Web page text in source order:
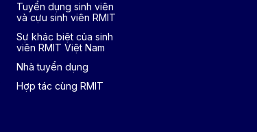
Tuyển dụng sinh viên
và cựu sinh viên RMIT
Sự khác biệt của sinh
viên RMIT Việt Nam
Nhà tuyển dụng
Hợp tác cùng RMIT